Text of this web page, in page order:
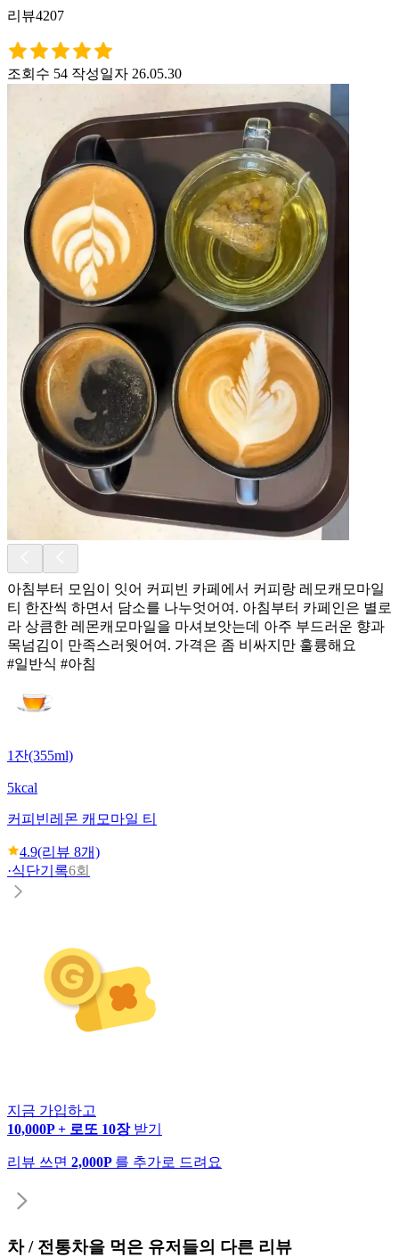
리뷰4207
조회수 54 작성일자 26.05.30
아침부터 모임이 잇어 커피빈 카페에서 커피랑 레모캐모마일
티 한잔씩 하면서 담소를 나누엇어여. 아침부터 카페인은 별로
라 상큼한 레몬캐모마일을 마셔보앗는데 아주 부드러운 향과
목넘김이 만족스러웟어여. 가격은 좀 비싸지만 훌륭해요
#일반식 #아침
1잔(355ml)
5kcal
커피빈레몬 캐모마일 티
4.9(리뷰 8개)
·식단기록6회
지금 가입하고
10,000P + 로또 10장 받기
리뷰 쓰면 2,000P 를 추가로 드려요
차 / 전통차을 먹은 유저들의 다른 리뷰